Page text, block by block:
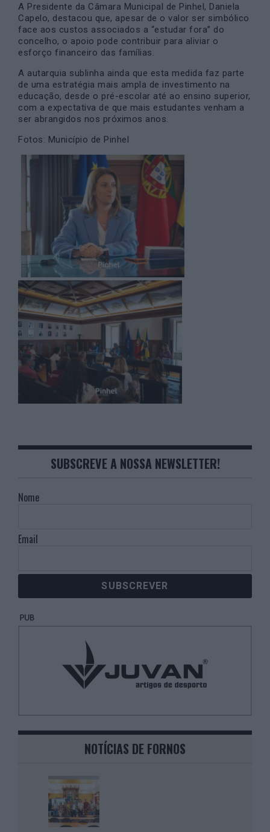
A Presidente da Câmara Municipal de Pinhel, Daniela
Capelo, destacou que, apesar de o valor ser simbólico
face aos custos associados a “estudar fora” do
concelho, o apoio pode contribuir para aliviar o
esforço financeiro das famílias.
A autarquia sublinha ainda que esta medida faz parte
de uma estratégia mais ampla de investimento na
educação, desde o pré-escolar até ao ensino superior,
com a expectativa de que mais estudantes venham a
ser abrangidos nos próximos anos.
Fotos: Município de Pinhel
SUBSCREVE A NOSSA NEWSLETTER!
Nome
Email
NOTÍCIAS DE FORNOS